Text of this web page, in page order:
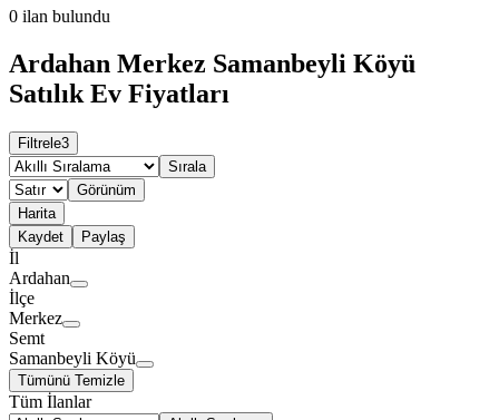
0 ilan bulundu
Ardahan Merkez Samanbeyli Köyü
Satılık Ev Fiyatları
Filtrele3
Sırala
Görünüm
Harita
Kaydet
Paylaş
İl
Ardahan
İlçe
Merkez
Semt
Samanbeyli Köyü
Tümünü Temizle
Tüm İlanlar